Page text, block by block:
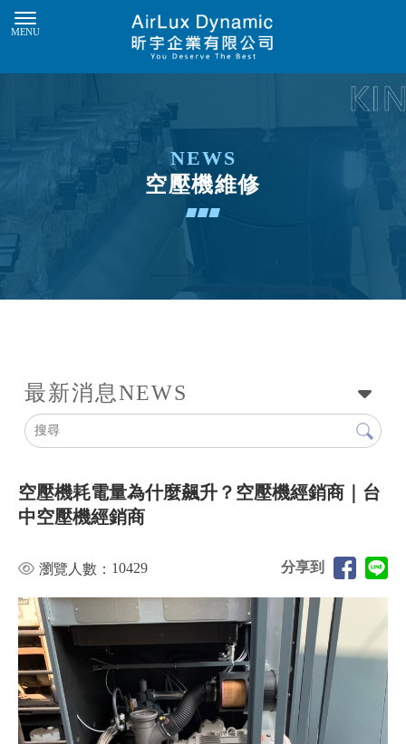
空壓機維修
最新消息NEWS
空壓機耗電量為什麼飆升？空壓機經銷商｜台
中空壓機經銷商
分享到
瀏覽人數： 10429